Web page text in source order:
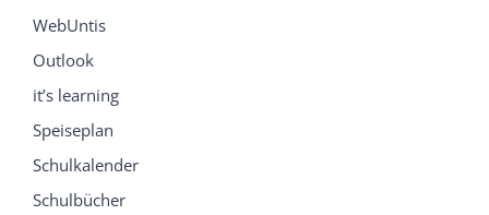
WebUntis
Outlook
it’s learning
Speiseplan
Schulkalender
Schulbücher